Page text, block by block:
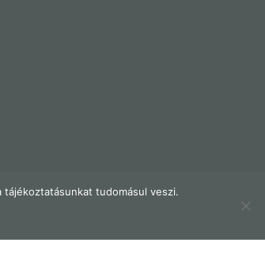
tájékoztatásunkat tudomásul veszi.